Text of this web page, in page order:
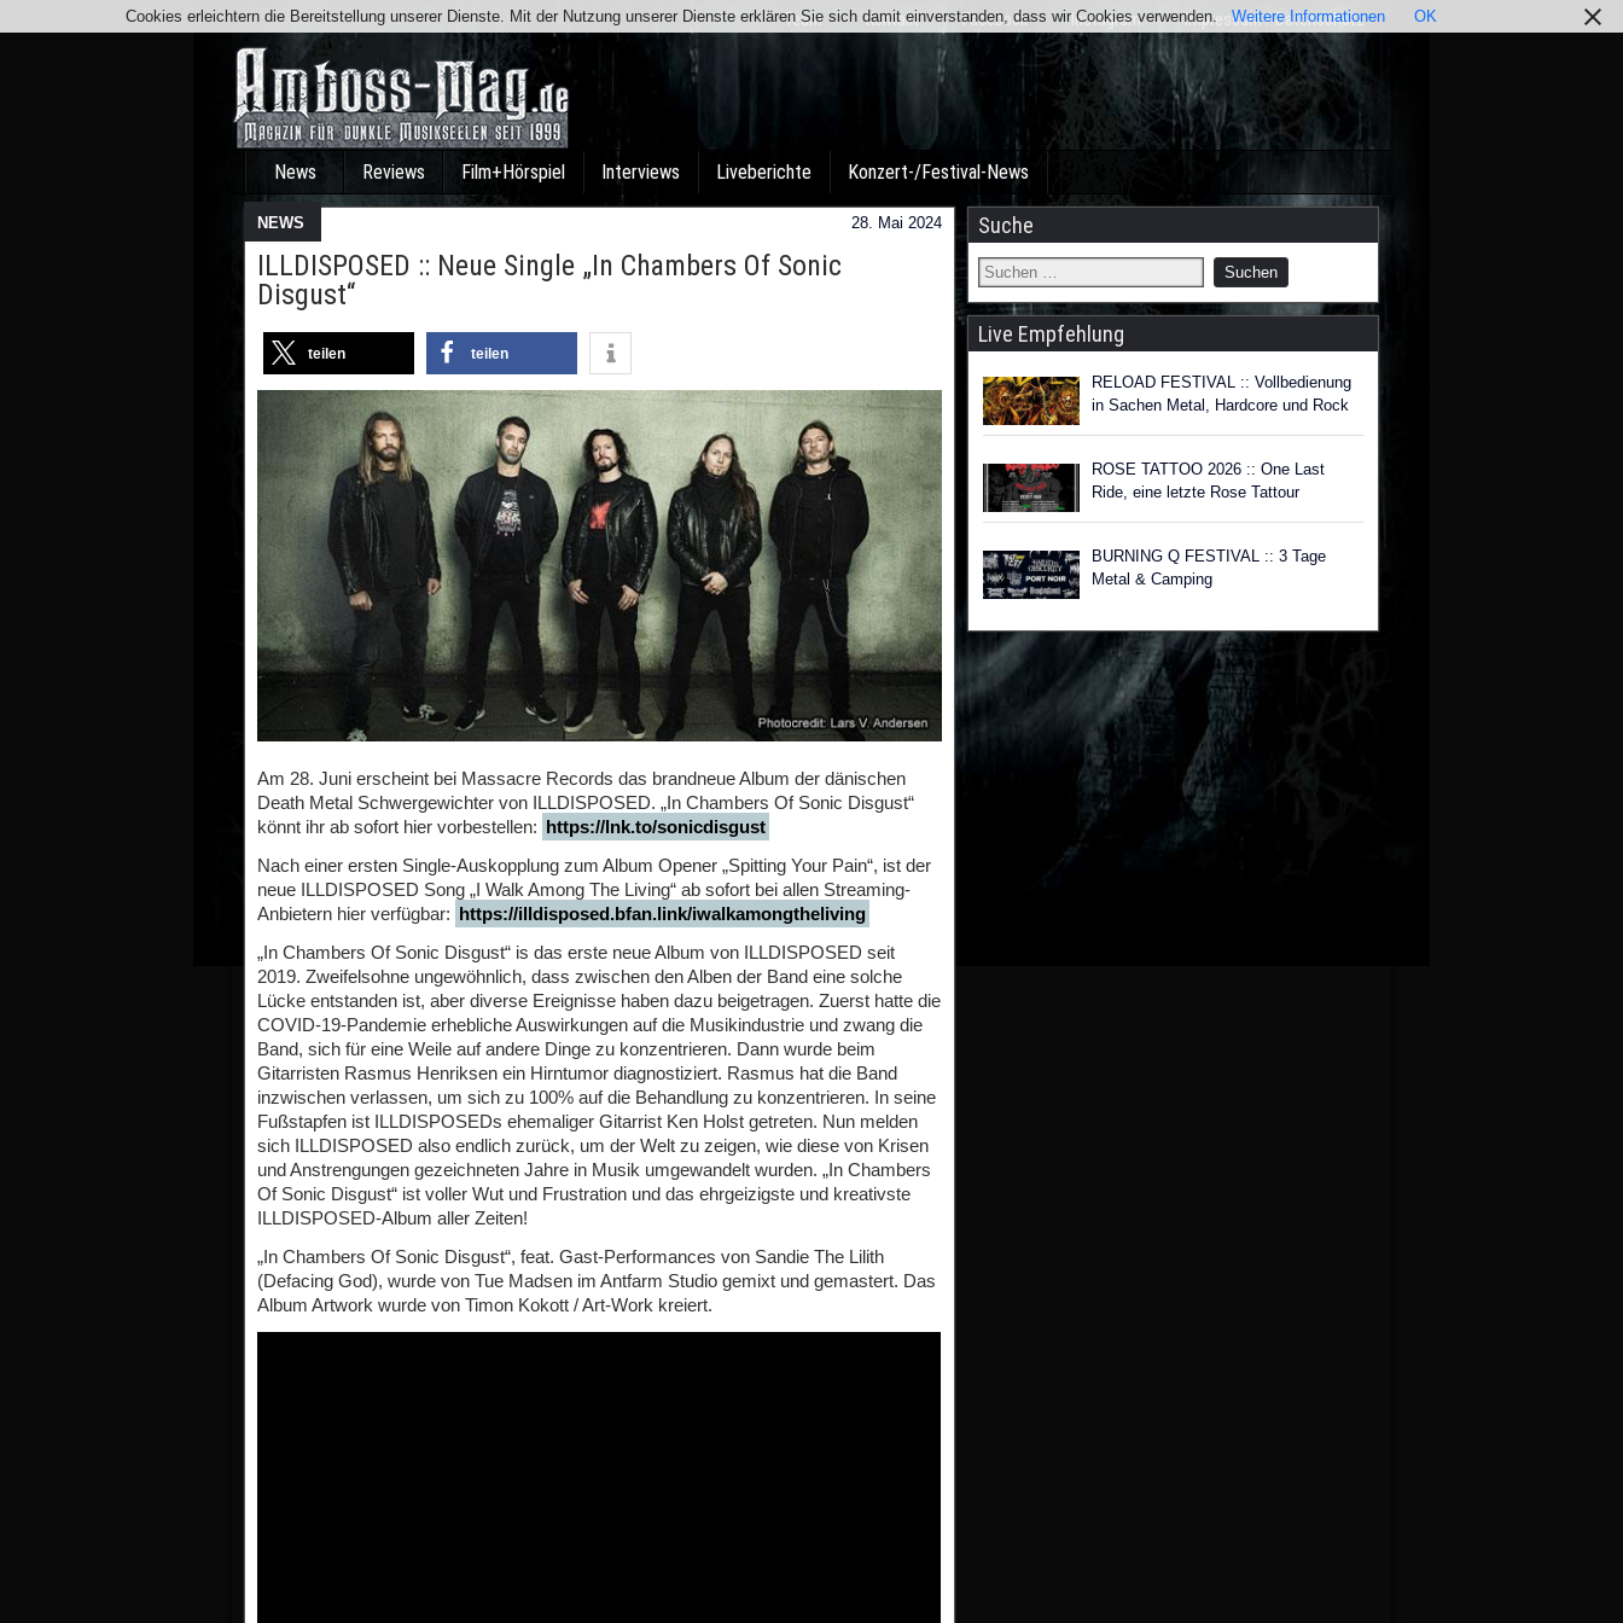
Team Kontakt Facebook Instagram Impressum / Datenschutz
News Reviews Film+Hörspiel Interviews Liveberichte Konzert-/Festival-News
NEWS 28. Mai 2024
ILLDISPOSED :: Neue Single „In Chambers Of Sonic
Disgust“
teilen teilen
Am 28. Juni erscheint bei Massacre Records das brandneue Album der dänischen
Death Metal Schwergewichter von ILLDISPOSED. „In Chambers Of Sonic Disgust“
könnt ihr ab sofort hier vorbestellen: https://lnk.to/sonicdisgust
Nach einer ersten Single-Auskopplung zum Album Opener „Spitting Your Pain“, ist der
neue ILLDISPOSED Song „I Walk Among The Living“ ab sofort bei allen Streaming-
Anbietern hier verfügbar: https://illdisposed.bfan.link/iwalkamongtheliving
„In Chambers Of Sonic Disgust“ is das erste neue Album von ILLDISPOSED seit
2019. Zweifelsohne ungewöhnlich, dass zwischen den Alben der Band eine solche
Lücke entstanden ist, aber diverse Ereignisse haben dazu beigetragen. Zuerst hatte die
COVID-19-Pandemie erhebliche Auswirkungen auf die Musikindustrie und zwang die
Band, sich für eine Weile auf andere Dinge zu konzentrieren. Dann wurde beim
Gitarristen Rasmus Henriksen ein Hirntumor diagnostiziert. Rasmus hat die Band
inzwischen verlassen, um sich zu 100% auf die Behandlung zu konzentrieren. In seine
Fußstapfen ist ILLDISPOSEDs ehemaliger Gitarrist Ken Holst getreten. Nun melden
sich ILLDISPOSED also endlich zurück, um der Welt zu zeigen, wie diese von Krisen
und Anstrengungen gezeichneten Jahre in Musik umgewandelt wurden. „In Chambers
Of Sonic Disgust“ ist voller Wut und Frustration und das ehrgeizigste und kreativste
ILLDISPOSED-Album aller Zeiten!
„In Chambers Of Sonic Disgust“, feat. Gast-Performances von Sandie The Lilith
(Defacing God), wurde von Tue Madsen im Antfarm Studio gemixt und gemastert. Das
Album Artwork wurde von Timon Kokott / Art-Work kreiert.
Suche
Live Empfehlung
RELOAD FESTIVAL :: Vollbedienung
in Sachen Metal, Hardcore und Rock
ROSE TATTOO 2026 :: One Last
Ride, eine letzte Rose Tattour
BURNING Q FESTIVAL :: 3 Tage
Metal & Camping
Cookies erleichtern die Bereitstellung unserer Dienste. Mit der Nutzung unserer Dienste erklären Sie sich damit einverstanden, dass wir Cookies verwenden. Weitere Informationen OK